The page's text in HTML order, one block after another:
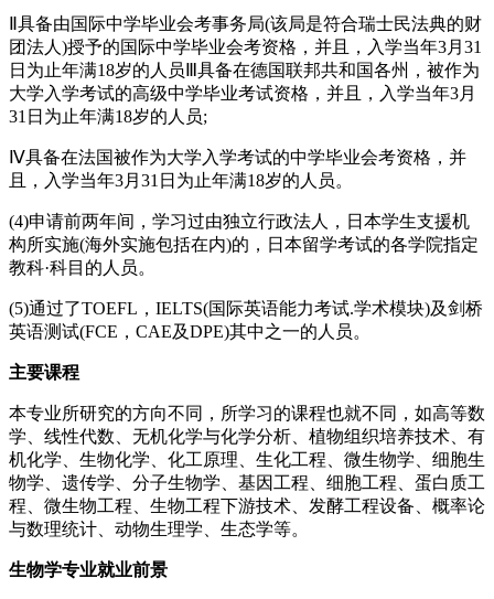
Ⅱ具备由国际中学毕业会考事务局(该局是符合瑞士民法典的财
团法人)授予的国际中学毕业会考资格，并且，入学当年3月31
日为止年满18岁的人员Ⅲ具备在德国联邦共和国各州，被作为
大学入学考试的高级中学毕业考试资格，并且，入学当年3月
31日为止年满18岁的人员;
Ⅳ具备在法国被作为大学入学考试的中学毕业会考资格，并
且，入学当年3月31日为止年满18岁的人员。
(4)申请前两年间，学习过由独立行政法人，日本学生支援机
构所实施(海外实施包括在内)的，日本留学考试的各学院指定
教科·科目的人员。
(5)通过了TOEFL，IELTS(国际英语能力考试.学术模块)及剑桥
英语测试(FCE，CAE及DPE)其中之一的人员。
主要课程
本专业所研究的方向不同，所学习的课程也就不同，如高等数
学、线性代数、无机化学与化学分析、植物组织培养技术、有
机化学、生物化学、化工原理、生化工程、微生物学、细胞生
物学、遗传学、分子生物学、基因工程、细胞工程、蛋白质工
程、微生物工程、生物工程下游技术、发酵工程设备、概率论
与数理统计、动物生理学、生态学等。
生物学专业就业前景